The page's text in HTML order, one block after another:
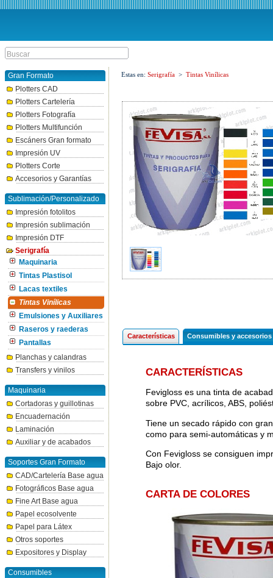
Gran Formato
Plotters CAD
Plotters Cartelería
Plotters Fotografía
Plotters Multifunción
Escáners Gran formato
Impresión UV
Plotters Corte
Accesorios y Garantías
Sublimación/Personalizado
Impresión fotolitos
Impresión sublimación
Impresión DTF
Serigrafía
Maquinaria
Tintas Plastisol
Lacas textiles
Tintas Vinílicas
Emulsiones y Auxiliares
Raseros y raederas
Pantallas
Planchas y calandras
Transfers y vinilos
Maquinaria
Cortadoras y guillotinas
Encuadernación
Laminación
Auxiliar y de acabados
Soportes Gran Formato
CAD/Cartelería Base agua
Fotográficos Base agua
Fine Art Base agua
Papel ecosolvente
Papel para Látex
Otros soportes
Expositores y Display
Consumibles
Estas en: Serigrafía > Tintas Vinílicas
Características Consumibles y accesorios
CARACTERÍSTICAS
Fevigloss es una tinta de
sobre PVC, acrílicos, ABS,
Tiene un secado rápido con
como para semi-automáticas y
Con Fevigloss se consiguen
Bajo olor.
CARTA DE COLORES